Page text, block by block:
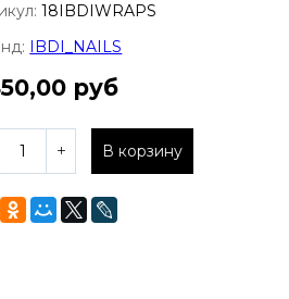
18IBDIWRAPS
IBDI_NAILS
руб
В корзину